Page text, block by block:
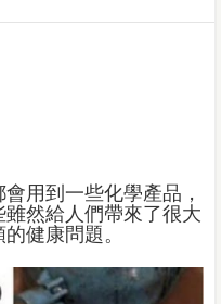
用到一些化學產品，
然給人們帶來了很大
健康問題。